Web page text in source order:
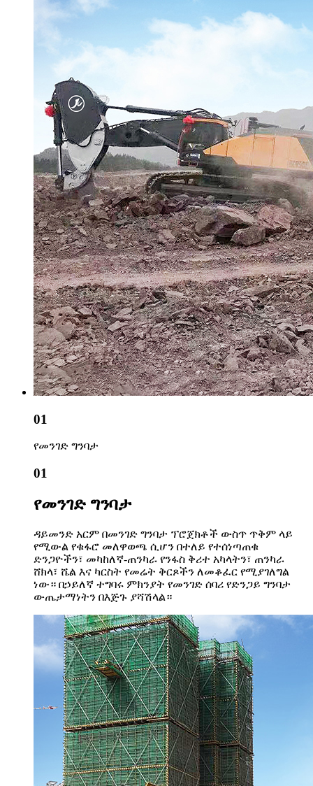
01
የመንገድ ግንባታ
01
የመንገድ ግንባታ
ዳይመንድ አርም በመንገድ ግንባታ ፕሮጀክቶች ውስጥ ጥቅም ላይ
የሚውል የቁፋሮ መለዋወጫ ሲሆን በተለይ የተሰነጣጠቁ
ድንጋዮችን፣ መካከለኛ-ጠንካራ የንፋስ ቅሪተ አካላትን፣ ጠንካራ
ሸክላ፣ ሼል እና ካርስት የመሬት ቅርጾችን ለመቆፈር የሚያገለግል
ነው። በኃይለኛ ተግባሩ ምክንያት የመንገድ ሰባሪ የድንጋይ ግንባታ
ውጤታማነትን በእጅጉ ያሻሽላል።